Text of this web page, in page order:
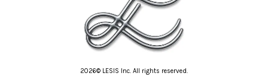
2026© LESIS Inc. All rights reserved.